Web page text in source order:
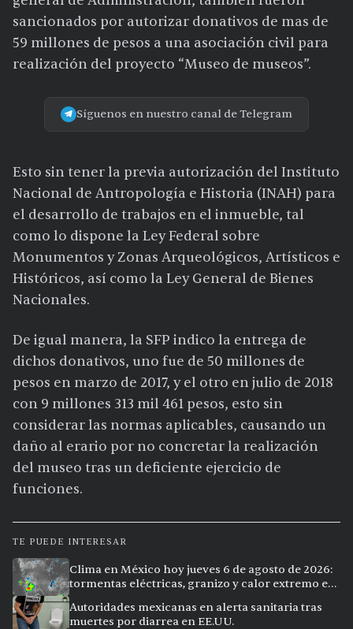
sancionados por autorizar donativos de mas de
59 millones de pesos a una asociación civil para
realización del proyecto “Museo de museos”.
Síguenos en nuestro canal de Telegram
Esto sin tener la previa autorización del Instituto
Nacional de Antropología e Historia (INAH) para
el desarrollo de trabajos en el inmueble, tal
como lo dispone la Ley Federal sobre
Monumentos y Zonas Arqueológicos, Artísticos e
Históricos, así como la Ley General de Bienes
Nacionales.
De igual manera, la SFP indico la entrega de
dichos donativos, uno fue de 50 millones de
pesos en marzo de 2017, y el otro en julio de 2018
con 9 millones 313 mil 461 pesos, esto sin
considerar las normas aplicables, causando un
daño al erario por no concretar la realización
del museo tras un deficiente ejercicio de
funciones.
TE PUEDE INTERESAR
Clima en México hoy jueves 6 de agosto de 2026:
tormentas eléctricas, granizo y calor extremo en
Autoridades mexicanas en alerta sanitaria tras
muertes por diarrea en EE.UU.